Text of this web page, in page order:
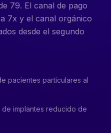
79. El canal de pago
7x y el canal orgánico
desde el segundo
pacientes particulares al
implantes reducido de